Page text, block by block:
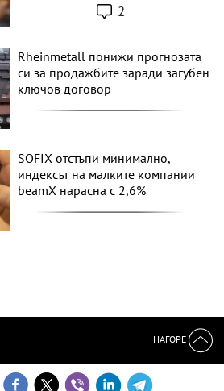
2
Rheinmetall понижи прогнозата
си за продажбите заради загубен
ключов договор
SOFIX отстъпи минимално,
индексът на малките компании
beamX нарасна с 2,6%
НАГОРЕ